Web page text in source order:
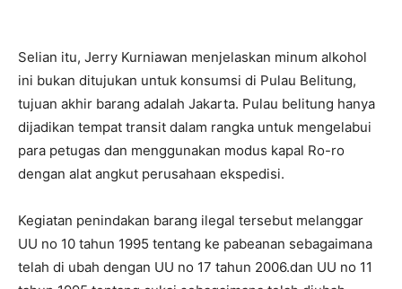
Selian itu, Jerry Kurniawan menjelaskan minum alkohol
ini bukan ditujukan untuk konsumsi di Pulau Belitung,
tujuan akhir barang adalah Jakarta. Pulau belitung hanya
dijadikan tempat transit dalam rangka untuk mengelabui
para petugas dan menggunakan modus kapal Ro-ro
dengan alat angkut perusahaan ekspedisi.
Kegiatan penindakan barang ilegal tersebut melanggar
UU no 10 tahun 1995 tentang ke pabeanan sebagaimana
telah di ubah dengan UU no 17 tahun 2006.dan UU no 11